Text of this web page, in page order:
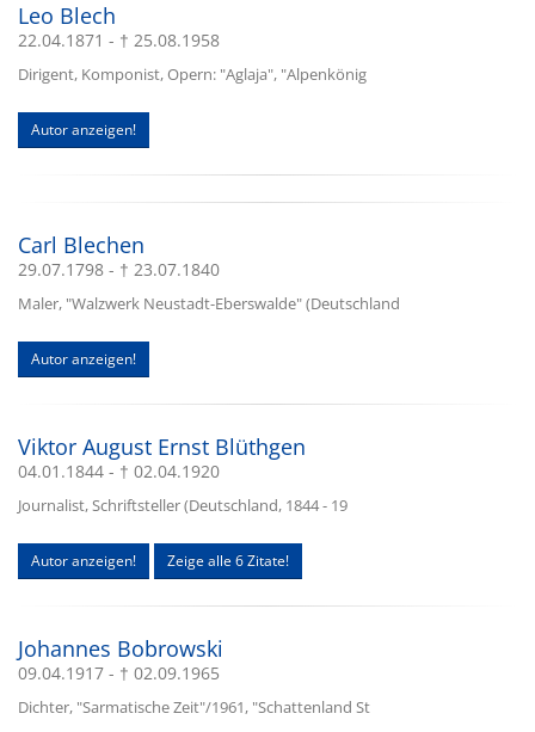
Leo Blech
22.04.1871 - † 25.08.1958
Dirigent, Komponist, Opern: "Aglaja", "Alpenkönig
Autor anzeigen!
Carl Blechen
29.07.1798 - † 23.07.1840
Maler, "Walzwerk Neustadt-Eberswalde" (Deutschland
Autor anzeigen!
Viktor August Ernst Blüthgen
04.01.1844 - † 02.04.1920
Journalist, Schriftsteller (Deutschland, 1844 - 19
Autor anzeigen! Zeige alle 6 Zitate!
Johannes Bobrowski
09.04.1917 - † 02.09.1965
Dichter, "Sarmatische Zeit"/1961, "Schattenland St